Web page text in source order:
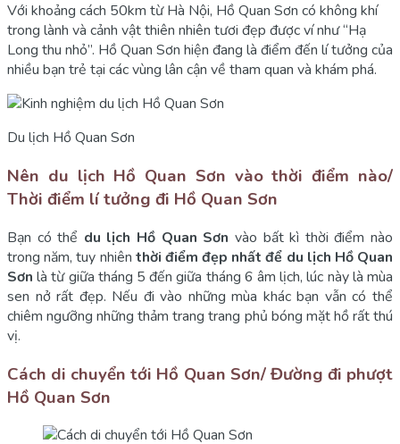
Với khoảng cách 50km từ Hà Nội, Hồ Quan Sơn có không khí
trong lành và cảnh vật thiên nhiên tươi đẹp được ví như “Hạ
Long thu nhỏ”. Hồ Quan Sơn hiện đang là điểm đến lí tưởng của
nhiều bạn trẻ tại các vùng lân cận về tham quan và khám phá.
Du lịch Hồ Quan Sơn
Nên du lịch Hồ Quan Sơn vào thời điểm nào/
Thời điểm lí tưởng đi Hồ Quan Sơn
Bạn có thể du lịch Hồ Quan Sơn vào bất kì thời điểm nào
trong năm, tuy nhiên thời điểm đẹp nhất để du lịch Hồ Quan
Sơn là từ giữa tháng 5 đến giữa tháng 6 âm lịch, lúc này là mùa
sen nở rất đẹp. Nếu đi vào những mùa khác bạn vẫn có thể
chiêm ngưỡng những thảm trang trang phủ bóng mặt hồ rất thú
vị.
Cách di chuyển tới Hồ Quan Sơn/ Đường đi phượt
Hồ Quan Sơn